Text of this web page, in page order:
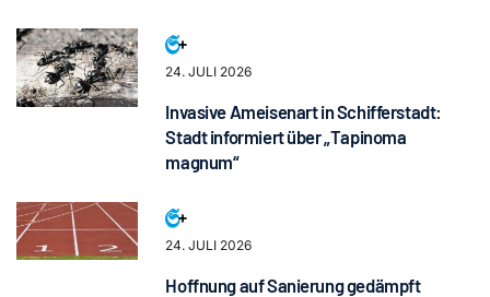
24. JULI 2026
Invasive Ameisenart in Schifferstadt:
Stadt informiert über „Tapinoma
magnum“
24. JULI 2026
Hoffnung auf Sanierung gedämpft